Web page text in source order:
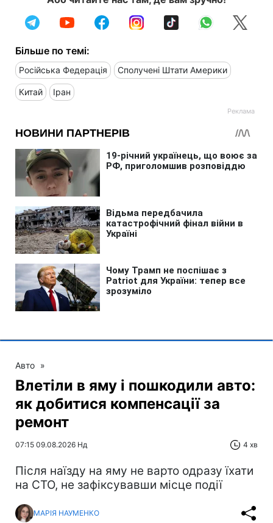
Більше по темі:
Російська Федерація Сполучені Штати Америки
Китай Іран
Авто »
Влетіли в яму і пошкодили авто:
як добитися компенсації за
ремонт
07:15 09.08.2026 Нд 4 хв
Після наїзду на яму не варто одразу їхати
на СТО, не зафіксувавши місце події
МАРІЯ НАУМЕНКО